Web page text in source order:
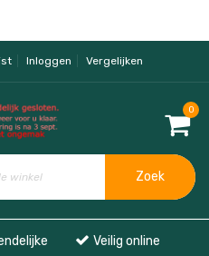
Inloggen Vergelijken
0
Zoek
Veilig online